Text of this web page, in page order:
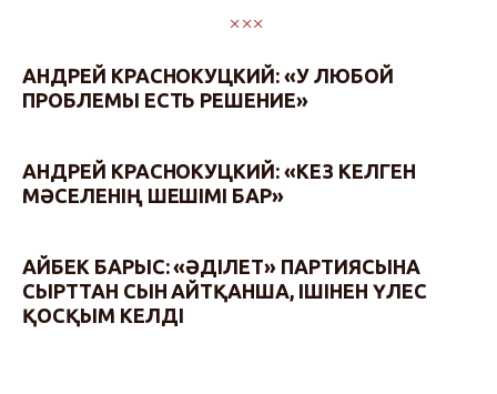
АНДРЕЙ КРАСНОКУЦКИЙ: «У ЛЮБОЙ
ПРОБЛЕМЫ ЕСТЬ РЕШЕНИЕ»
АНДРЕЙ КРАСНОКУЦКИЙ: «КЕЗ КЕЛГЕН
МӘСЕЛЕНІҢ ШЕШІМІ БАР»
АЙБЕК БАРЫС: «ӘДІЛЕТ» ПАРТИЯСЫНА
СЫРТТАН СЫН АЙТҚАНША, ІШІНЕН ҮЛЕС
ҚОСҚЫМ КЕЛДІ